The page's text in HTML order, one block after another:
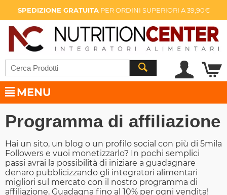
SPEDIZIONE GRATUITAPER ORDINI SUPERIORI A 39,90€
MENU
Programma di affiliazione
Hai un sito, un blog o un profilo social con più di 5mila
Followers e vuoi monetizzarlo? In pochi semplici
passi avrai la possibilità di iniziare a guadagnare
denaro pubblicizzando gli integratori alimentari
migliori sul mercato con il nostro programma di
affiliazione. Guadagna fino al 10% per ogni vendita!